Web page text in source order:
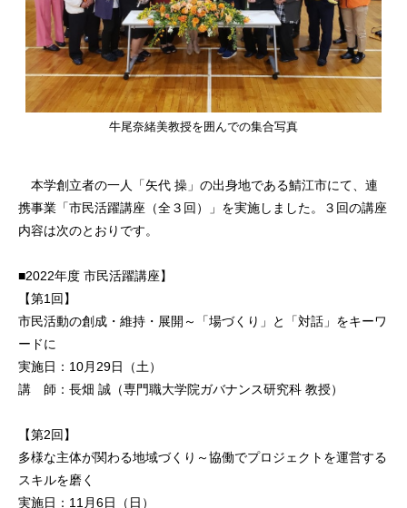
牛尾奈緒美教授を囲んでの集合写真
本学創立者の一人「矢代 操」の出身地である鯖江市にて、連
携事業「市民活躍講座（全３回）」を実施しました。３回の講座
内容は次のとおりです。
■2022年度 市民活躍講座】
【第1回】
市民活動の創成・維持・展開～「場づくり」と「対話」をキーワ
ードに
実施日：10月29日（土）
講 師：長畑 誠（専門職大学院ガバナンス研究科 教授）
【第2回】
多様な主体が関わる地域づくり～協働でプロジェクトを運営する
スキルを磨く
実施日：11月6日（日）